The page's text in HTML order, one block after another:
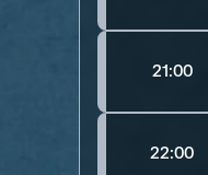
21:00
22:00